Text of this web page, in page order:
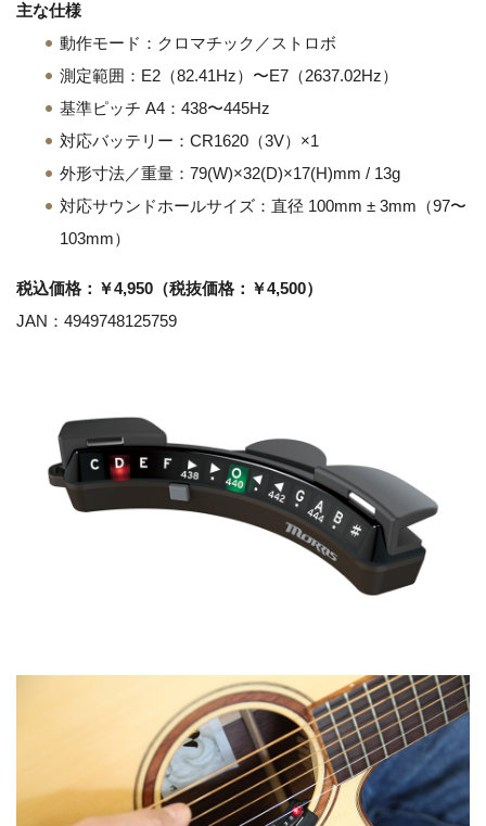
主な仕様
動作モード：クロマチック／ストロボ
測定範囲：E2（82.41Hz）〜E7（2637.02Hz）
基準ピッチ A4：438〜445Hz
対応バッテリー：CR1620（3V）×1
外形寸法／重量：79(W)×32(D)×17(H)mm / 13g
対応サウンドホールサイズ：直径 100mm ± 3mm（97〜
103mm）
税込価格：￥4,950（税抜価格：￥4,500）
JAN：4949748125759